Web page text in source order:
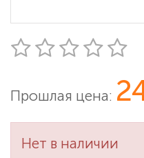
Прошлая цена:
Нет в наличии